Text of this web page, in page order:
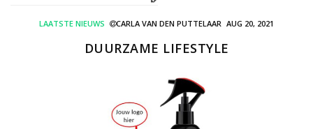
LAATSTE NIEUWS CARLA VAN DEN PUTTELAAR AUG 20, 2021
DUURZAME LIFESTYLE